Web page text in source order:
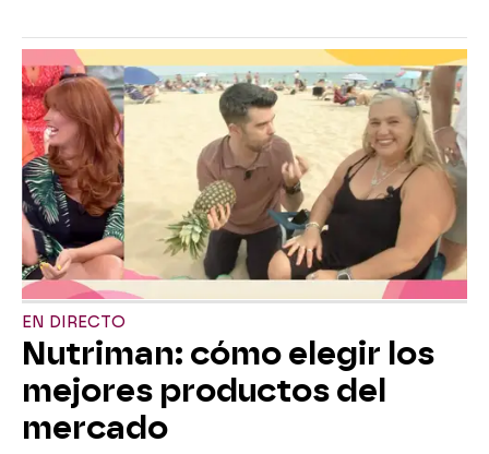
EN DIRECTO
Nutriman: cómo elegir los
mejores productos del
mercado